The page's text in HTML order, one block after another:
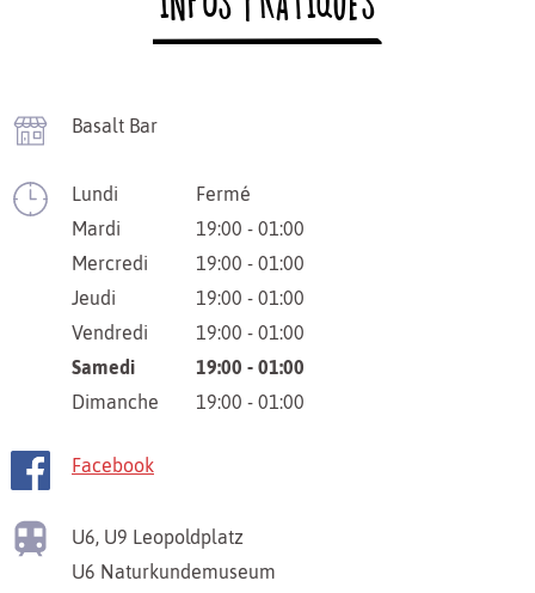
Basalt Bar
Lundi
Fermé
Mardi
19:00 - 01:00
Mercredi
19:00 - 01:00
Jeudi
19:00 - 01:00
Vendredi
19:00 - 01:00
Samedi
19:00 - 01:00
Dimanche
19:00 - 01:00
Facebook
U6, U9 Leopoldplatz
U6 Naturkundemuseum